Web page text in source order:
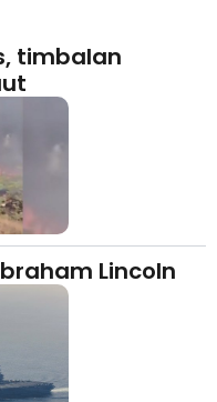
timbalan
Lincoln